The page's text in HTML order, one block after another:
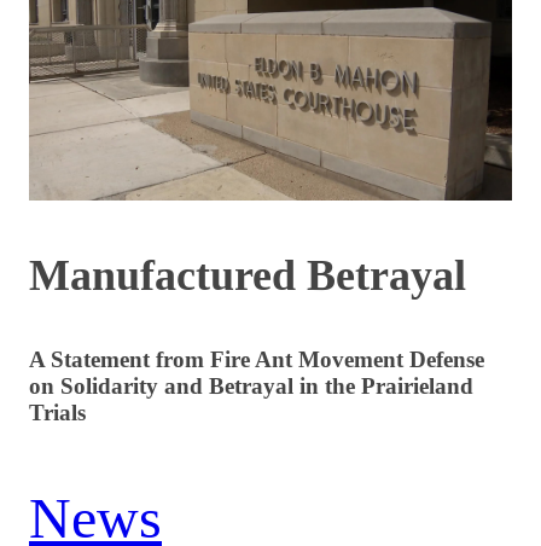
Manufactured Betrayal
A Statement from Fire Ant Movement Defense
on Solidarity and Betrayal in the Prairieland
Trials
News